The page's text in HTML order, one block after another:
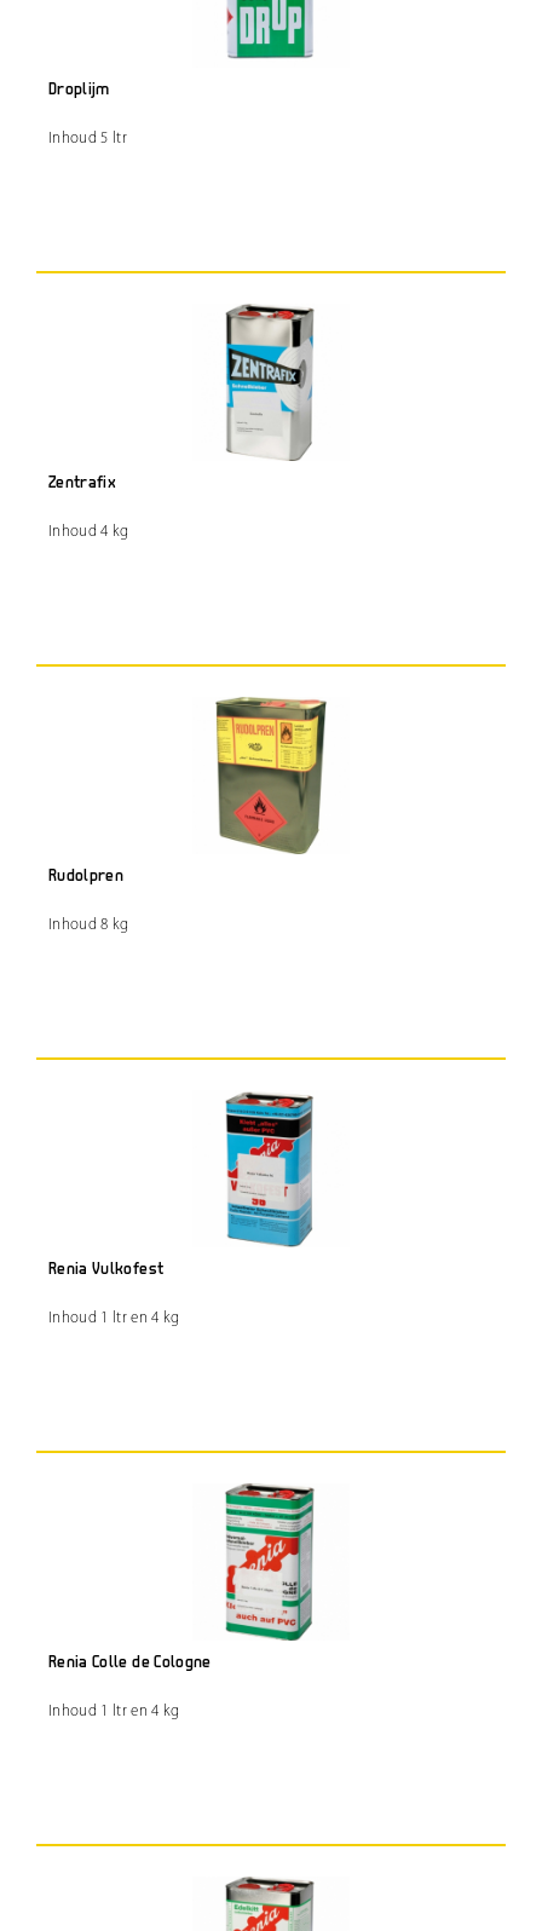
Droplijm
Inhoud 5 ltr
Zentrafix
Inhoud 4 kg
Rudolpren
Inhoud 8 kg
Renia Vulkofest
Inhoud 1 ltr en 4 kg
Renia Colle de Cologne
Inhoud 1 ltr en 4 kg